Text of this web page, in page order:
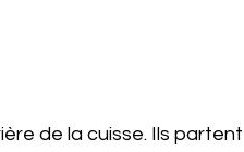
de la cuisse. Ils